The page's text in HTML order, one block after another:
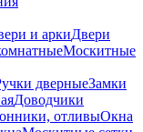
и аркиДвери
Москитные
дверныеЗамки
Доводчики
отливыОкна